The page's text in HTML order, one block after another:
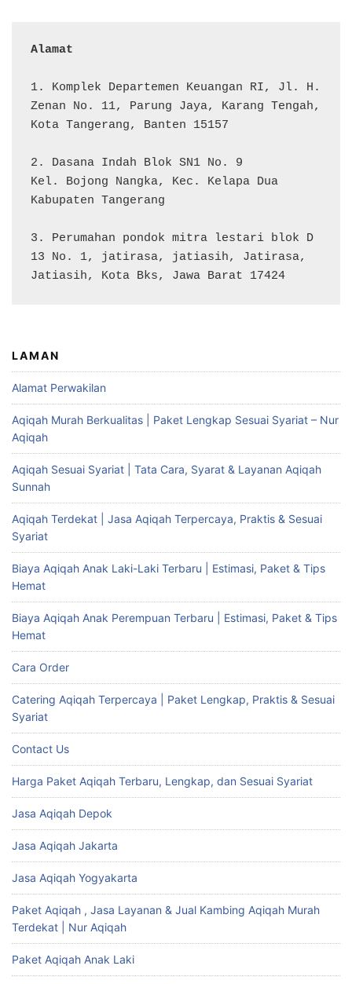
Alamat
1. Komplek Departemen Keuangan RI, Jl. H.
Zenan No. 11, Parung Jaya, Karang Tengah,
Kota Tangerang, Banten 15157
2. Dasana Indah Blok SN1 No. 9
Kel. Bojong Nangka, Kec. Kelapa Dua
Kabupaten Tangerang
3. Perumahan pondok mitra lestari blok D
13 No. 1, jatirasa, jatiasih, Jatirasa,
Jatiasih, Kota Bks, Jawa Barat 17424
LAMAN
Alamat Perwakilan
Aqiqah Murah Berkualitas | Paket Lengkap Sesuai Syariat – Nur
Aqiqah
Aqiqah Sesuai Syariat | Tata Cara, Syarat & Layanan Aqiqah
Sunnah
Aqiqah Terdekat | Jasa Aqiqah Terpercaya, Praktis & Sesuai
Syariat
Biaya Aqiqah Anak Laki-Laki Terbaru | Estimasi, Paket & Tips
Hemat
Biaya Aqiqah Anak Perempuan Terbaru | Estimasi, Paket & Tips
Hemat
Cara Order
Catering Aqiqah Terpercaya | Paket Lengkap, Praktis & Sesuai
Syariat
Contact Us
Harga Paket Aqiqah Terbaru, Lengkap, dan Sesuai Syariat
Jasa Aqiqah Depok
Jasa Aqiqah Jakarta
Jasa Aqiqah Yogyakarta
Paket Aqiqah , Jasa Layanan & Jual Kambing Aqiqah Murah
Terdekat | Nur Aqiqah
Paket Aqiqah Anak Laki